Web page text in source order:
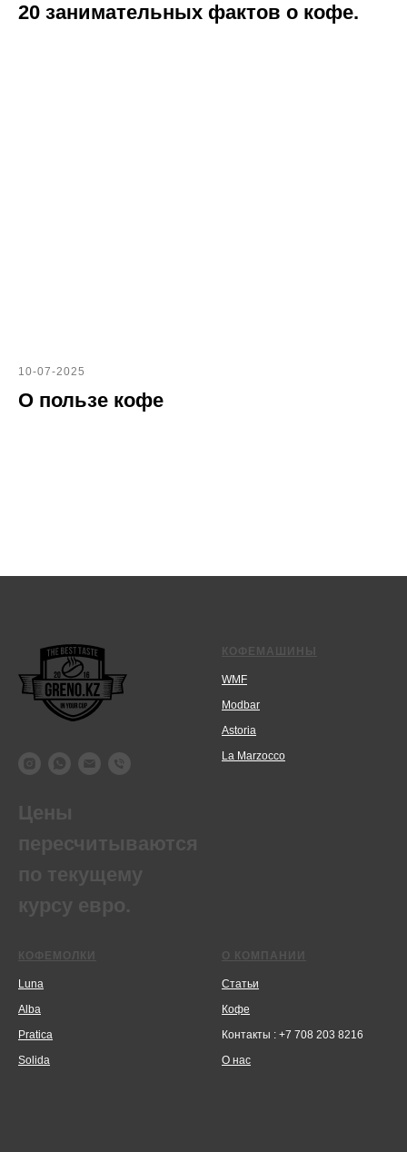
20 занимательных фактов о кофе.
10-07-2025
О пользе кофе
Цены
пересчитываются
по текущему
курсу евро.
КОФЕМАШИНЫ
WMF
Modbar
Astoria
La Marzocco
КОФЕМОЛКИ
Luna
Alba
Pratica
Solida
О КОМПАНИИ
Статьи
Кофе
Контакты : +7 708 203 8216
О нас